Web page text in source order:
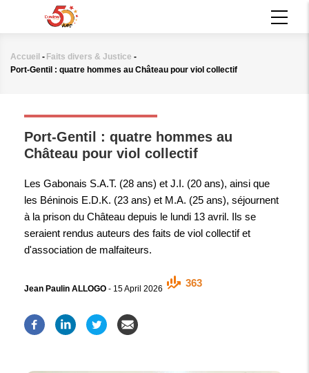
principal
Fil
Accueil - Faits divers & Justice -
Port-Gentil : quatre hommes au Château pour viol collectif
Port-Gentil : quatre hommes au
Château pour viol collectif
Les Gabonais S.A.T. (28 ans) et J.I. (20 ans), ainsi que
les Béninois E.D.K. (23 ans) et M.A. (25 ans), séjournent
à la prison du Château depuis le lundi 13 avril. Ils se
seraient rendus auteurs des faits de viol collectif et
d'association de malfaiteurs.
Jean Paulin ALLOGO - 15 April 2026
363